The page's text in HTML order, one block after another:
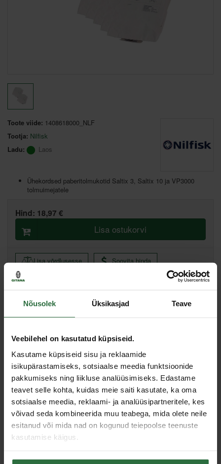
Nõusolek Üksikasjad Teave
Veebilehel on kasutatud küpsiseid.
Kasutame küpsiseid sisu ja reklaamide
isikupärastamiseks, sotsiaalse meedia funktsioonide
pakkumiseks ning liikluse analüüsimiseks. Edastame
teavet selle kohta, kuidas meie saiti kasutate, ka oma
sotsiaalse meedia, reklaami- ja analüüsipartneritele, kes
võivad seda kombineerida muu teabega, mida olete neile
esitanud või mida nad on kogunud teiepoolse teenuste
kasutamise käigus.
Toote viide: 1408618000_NLF
Tootja: Nilfisk
Ladu:
Laos
Ühekordsed paberitolmukotid Saltix 3, Saltix 10 ja VP3000
tolmuimejatele
Hind: 18,97 €
Lisa ostukorvi
Lisa võrdlusesse Soovita hinda
Tallinn pood, Artelli 19, Tallinn
Põhiladu, (eeldatav tarne, 2-4 tööpäeva)
Muud laod, (eeldatav tarne, 3-6 tööpäeva)
Spetsifikatsioon
Kogus pakendis
10 tk
Toote tüüp
Professionaalsete tolmuimejate tarvikud
Sobib mudelitele
Saltix 3, Saltix 10, VP3000
Sarnased tooted